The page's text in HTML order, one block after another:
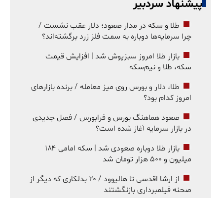
پیشنهاد سردبیر
طلا و سکه در مدار صعود؛ دلار عقب نشست /
چرا سرمایه‌ها دوباره به سمت فلز زرد برگشته‌اند؟
بازار طلا امروز سبزپوش شد | افزایش قیمت
سکه، طلا و نیم‌سکه
طلا، دلار و بورس روی میز معامله / برنده بازارهای
امروز کدام بود؟
صعود هماهنگ بورس و فرابورس / فصل جدیدی
در بازار سرمایه آغاز شده است؟
بازار طلا دوباره صعودی شد | سکه امامی ۱۸۴
میلیون و ۵۰۰ هزار تومان شد
از ارشا اقدسی تا هالیوود / ۲۰ بدلکاری که دیگر از
صحنه فیلمبرداری بازنگشتند